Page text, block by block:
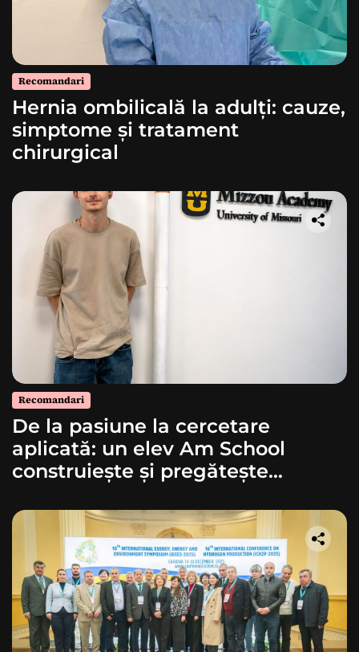
Recomandari
Hernia ombilicală la adulți: cauze,
simptome și tratament
chirurgical
Recomandari
De la pasiune la cercetare
aplicată: un elev Am School
construiește și pregătește